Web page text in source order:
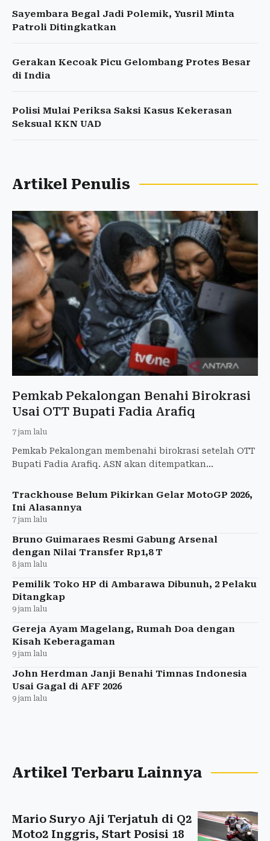
Sayembara Begal Jadi Polemik, Yusril Minta
Patroli Ditingkatkan
Gerakan Kecoak Picu Gelombang Protes Besar
di India
Polisi Mulai Periksa Saksi Kasus Kekerasan
Seksual KKN UAD
Artikel Penulis
Pemkab Pekalongan Benahi Birokrasi
Usai OTT Bupati Fadia Arafiq
7 jam lalu
Pemkab Pekalongan membenahi birokrasi setelah OTT
Bupati Fadia Arafiq. ASN akan ditempatkan
profesionalisme.
Trackhouse Belum Pikirkan Gelar MotoGP 2026,
Ini Alasannya
7 jam lalu
Bruno Guimaraes Resmi Gabung Arsenal
dengan Nilai Transfer Rp1,8 T
8 jam lalu
Pemilik Toko HP di Ambarawa Dibunuh, 2 Pelaku
Ditangkap
9 jam lalu
Gereja Ayam Magelang, Rumah Doa dengan
Kisah Keberagaman
9 jam lalu
John Herdman Janji Benahi Timnas Indonesia
Usai Gagal di AFF 2026
9 jam lalu
Artikel Terbaru Lainnya
Mario Suryo Aji Terjatuh di Q2
Moto2 Inggris, Start Posisi 18